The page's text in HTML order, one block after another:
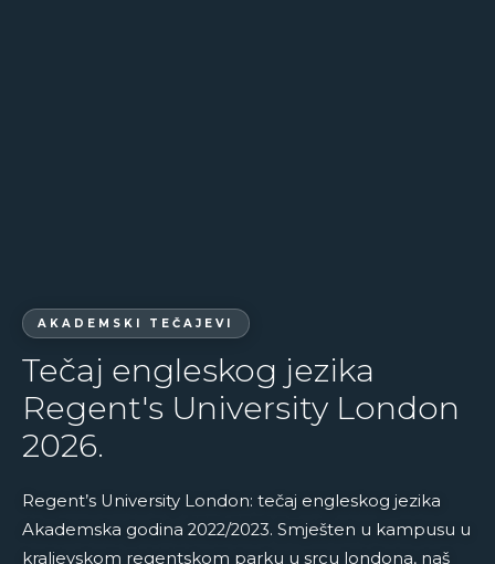
AKADEMSKI TEČAJEVI
Tečaj engleskog jezika
Regent's University London
2026.
Regent’s University London: tečaj engleskog jezika
Akademska godina 2022/2023. Smješten u kampusu u
kraljevskom regentskom parku u srcu londona, naš